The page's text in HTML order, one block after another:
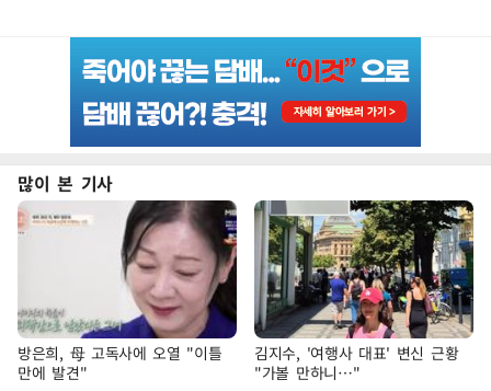
많이 본 기사
방은희, 母 고독사에 오열 "이틀
만에 발견"
김지수, '여행사 대표' 변신 근황
"가볼 만하니…"